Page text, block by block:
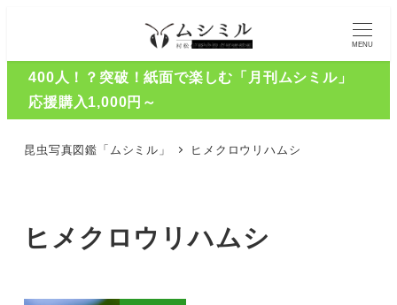
MENU
400人！？突破！紙面で楽しむ「月刊ムシミル」
応援購入1,000円～
昆虫写真図鑑「ムシミル」 ヒメクロウリハムシ
ヒメクロウリハムシ